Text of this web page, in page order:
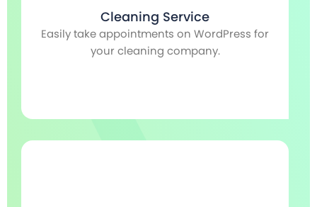
Cleaning Service
Easily take appointments on WordPress for
your cleaning company.